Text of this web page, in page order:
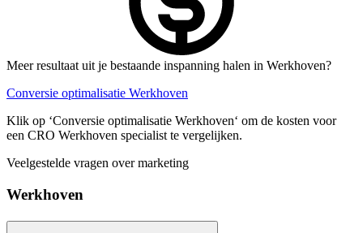
Meer resultaat uit je bestaande inspanning halen in Werkhoven?
Conversie optimalisatie Werkhoven
Klik op ‘Conversie optimalisatie Werkhoven‘ om de kosten voor
een CRO Werkhoven specialist te vergelijken.
Veelgestelde vragen over marketing
Werkhoven